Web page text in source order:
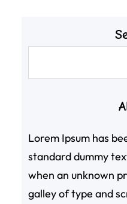
Lorem Ipsum has
standard dummy
when an unknown
galley of type and